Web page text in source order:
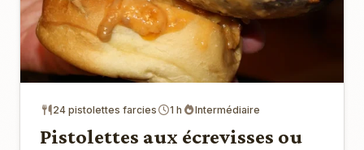
24 pistolettes farcies 1 h Intermédiaire
Pistolettes aux écrevisses ou